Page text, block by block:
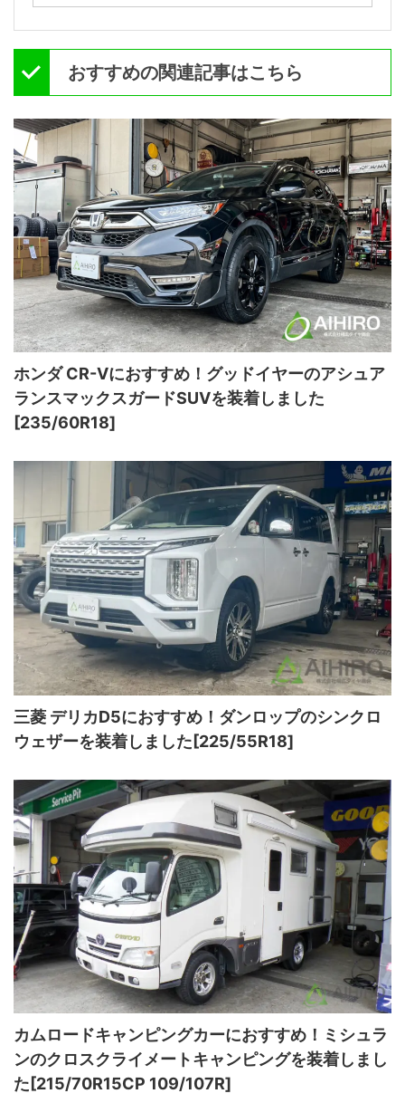
おすすめの関連記事はこちら
ホンダ CR-Vにおすすめ！グッドイヤーのアシュア
ランスマックスガードSUVを装着しました
[235/60R18]
三菱 デリカD5におすすめ！ダンロップのシンクロ
ウェザーを装着しました[225/55R18]
カムロードキャンピングカーにおすすめ！ミシュラ
ンのクロスクライメートキャンピングを装着しまし
た[215/70R15CP 109/107R]